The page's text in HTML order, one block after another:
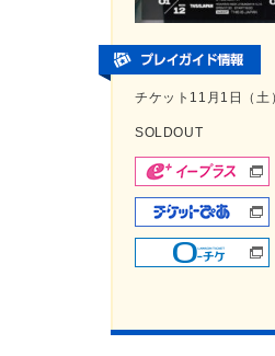
チケット11月1日（土
SOLDOUT